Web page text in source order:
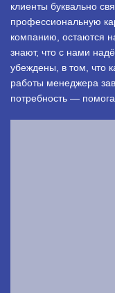
клиенты буквально
профессиональную
компанию, остаются
знают, что с нами
убеждены, в том, что
работы менеджера
потребность —